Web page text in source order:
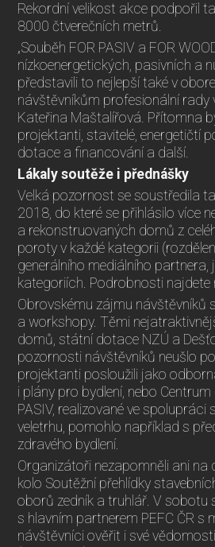
Rekordní velikost akce podpořil
8000 čtverečních metrů.
„Souběh FOR PASIV a FOR
nízkoenergetických, pasivních a
představili to nejlepší také v
návštěvníkům profesionální rady
Kateřina Maštalířová. Přítomna
projektanti, stavitelé, energetičtí
dotace a financování a další.
Lákaly soutěže i přednášky
Velká pozornost se soustředila
2018, do které se přihlásilo více
a rekonstruovaných domů z
poroty v každé kategorii
generálního mediálního
kategoriích. Podrobnosti najdete
Obrovskému zájmu návštěvníků
a workshopy. Těmi
domů, státní dotace NZÚ a
pozornosti návštěvníků neušlo
projektanti posloužili jako
i plány pro bydlení, nebo
PASIV, realizované ve
veletrhu, pomohlo například s
zdravého bydlení.
Organizátoři nezapomněli ani
kolo Soutěžní přehlídky
oborů zedník a truhlář. V sobotu
s hlavním partnerem PEFC ČR
návštěvníci ověřit i své